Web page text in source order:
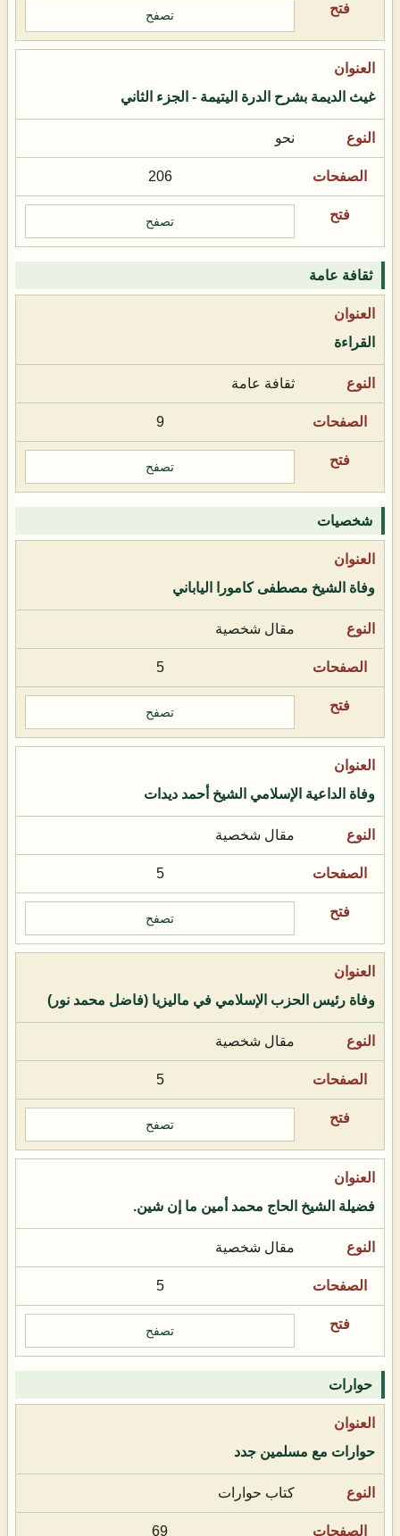
تصفح
غيث الديمة بشرح الدرة اليتيمة - الجزء الثاني
نحو
206
تصفح
ثقافة عامة
القراءة
ثقافة عامة
9
تصفح
شخصيات
وفاة الشيخ مصطفى كامورا الياباني
مقال شخصية
5
تصفح
وفاة الداعية الإسلامي الشيخ أحمد ديدات
مقال شخصية
5
تصفح
وفاة رئيس الحزب الإسلامي في ماليزيا (فاضل محمد نور)
مقال شخصية
5
تصفح
فضيلة الشيخ الحاج محمد أمين ما إن شين.
مقال شخصية
5
تصفح
حوارات
حوارات مع مسلمين جدد
كتاب حوارات
69